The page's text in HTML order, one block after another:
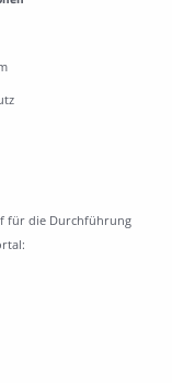
für die Durchführung